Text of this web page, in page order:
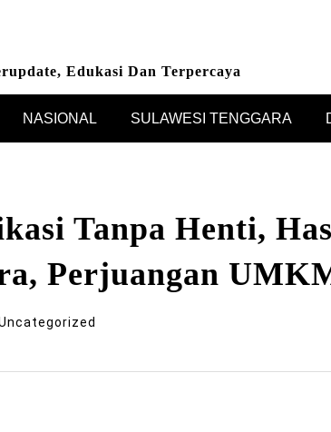
Edukasi Dan Terpercaya
NASIONAL SULAWESI TENGGARA
Tanpa Henti,
Perjuangan